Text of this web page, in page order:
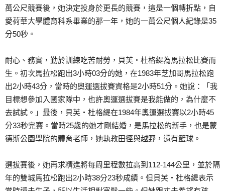
萬公尺競賽後，她決定投身於更長的競賽，這是一個轉折點，自
愛荷華大學體育科系畢業的那一年，她的一萬公尺個人紀錄是35
分50秒。
耐心、務實，勤於訓練吃苦耐勞，貝芙‧杜格緹為馬拉松比賽而
生。初次馬拉松跑出3小時03分的她，在1983年芝加哥馬拉松跑
出2小時43分，當時的奧運選拔賽資格是2小時51分。她說：「我
目標想參加入國家隊中，也許奧運選拔賽是我能做的，為什麼不
去試試。」最後，貝芙‧杜格緹在1984年奧運選拔賽以2小時45
分33秒完賽。當時25歲的她才剛結婚，是馬拉松的新手，也是蒙
德斯公園學院的體育老師，她執教田徑與越野，還有籃球。
選拔賽後，她再求精進將每周里程數拉高到112-144公里，並於隔
年的雙城馬拉松跑出2小時38分23秒成績。但貝芙‧杜格緹表示